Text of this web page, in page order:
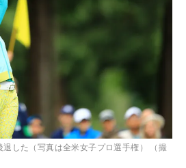
した（写真は全米女子プロ選手権） （撮